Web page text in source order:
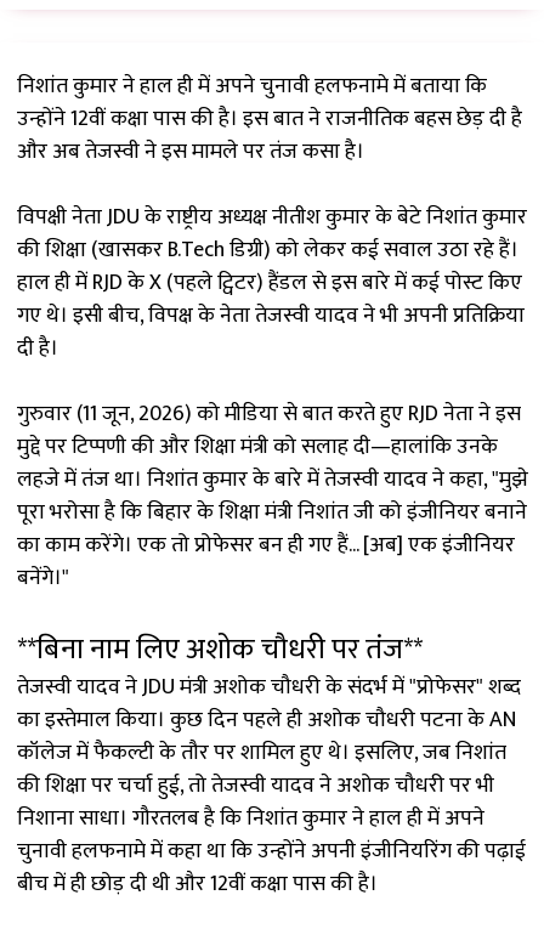
निशांत कुमार ने हाल ही में अपने चुनावी हलफनामे में बताया कि
उन्होंने 12वीं कक्षा पास की है। इस बात ने राजनीतिक बहस छेड़ दी है
और अब तेजस्वी ने इस मामले पर तंज कसा है।
विपक्षी नेता JDU के राष्ट्रीय अध्यक्ष नीतीश कुमार के बेटे निशांत कुमार
की शिक्षा (खासकर B.Tech डिग्री) को लेकर कई सवाल उठा रहे हैं।
हाल ही में RJD के X (पहले ट्विटर) हैंडल से इस बारे में कई पोस्ट किए
गए थे। इसी बीच, विपक्ष के नेता तेजस्वी यादव ने भी अपनी प्रतिक्रिया
दी है।
गुरुवार (11 जून, 2026) को मीडिया से बात करते हुए RJD नेता ने इस
मुद्दे पर टिप्पणी की और शिक्षा मंत्री को सलाह दी—हालांकि उनके
लहजे में तंज था। निशांत कुमार के बारे में तेजस्वी यादव ने कहा, "मुझे
पूरा भरोसा है कि बिहार के शिक्षा मंत्री निशांत जी को इंजीनियर बनाने
का काम करेंगे। एक तो प्रोफेसर बन ही गए हैं... [अब] एक इंजीनियर
बनेंगे।"
**बिना नाम लिए अशोक चौधरी पर तंज**
तेजस्वी यादव ने JDU मंत्री अशोक चौधरी के संदर्भ में "प्रोफेसर" शब्द
का इस्तेमाल किया। कुछ दिन पहले ही अशोक चौधरी पटना के AN
कॉलेज में फैकल्टी के तौर पर शामिल हुए थे। इसलिए, जब निशांत
की शिक्षा पर चर्चा हुई, तो तेजस्वी यादव ने अशोक चौधरी पर भी
निशाना साधा। गौरतलब है कि निशांत कुमार ने हाल ही में अपने
चुनावी हलफनामे में कहा था कि उन्होंने अपनी इंजीनियरिंग की पढ़ाई
बीच में ही छोड़ दी थी और 12वीं कक्षा पास की है।